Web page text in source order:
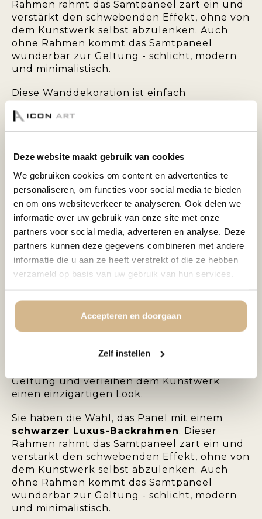
Deze website maakt gebruik van cookies
We gebruiken cookies om content en advertenties te
personaliseren, om functies voor social media te bieden
en om ons websiteverkeer te analyseren. Ook delen we
informatie over uw gebruik van onze site met onze
partners voor social media, adverteren en analyse. Deze
partners kunnen deze gegevens combineren met andere
informatie die u aan ze heeft verstrekt of die ze hebben
verzameld op basis van uw gebruik van hun services.
Accepteren en doorgaan
Zelf instellen
Rahmen rahmt das Samtpaneel zart ein und
verstärkt den schwebenden Effekt, ohne von
dem Kunstwerk selbst abzulenken. Auch
ohne Rahmen kommt das Samtpaneel
wunderbar zur Geltung - schlicht, modern
und minimalistisch.
Diese Wanddekoration ist einfach
einem Aufhängesystem auf der Rückseite
geliefert.
Bringen Sie Wärme und Eleganz in Ihr
Interieur mit einem Dekopaneel aus Samt.
Diese besondere Wanddekoration zeichnet
sich durch ihre weiche, samtige Oberschicht
aus, die für ein luxuriöses Aussehen und
Oberfläche verleiht dem Kunstwerk Tiefe
echten Blickfang an der Wand.
DieSamt-Dekopaneelist eine stilvolle Wahl
Hotelinterieurs. Die Farben kommen auf dem
Geltung und verleihen dem Kunstwerk
einen einzigartigen Look.
Sie haben die Wahl, das Panel mit einem
schwarzer Luxus-Backrahmen. Dieser
Rahmen rahmt das Samtpaneel zart ein und
verstärkt den schwebenden Effekt, ohne von
dem Kunstwerk selbst abzulenken. Auch
ohne Rahmen kommt das Samtpaneel
wunderbar zur Geltung - schlicht, modern
und minimalistisch.